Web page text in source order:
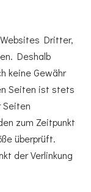
Dritter,
Deshalb
keine Gewähr
Seiten ist stets
zum Zeitpunkt
überprüft.
der Verlinkung